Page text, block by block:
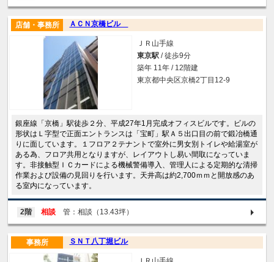
ＡＣＮ京橋ビル
店舗・事務所
ＪＲ山手線
東京駅 / 徒歩9分
築年 11年 / 12階建
東京都中央区京橋2丁目12-9
銀座線「京橋」駅徒歩２分、平成27年1月完成オフィスビルです。ビルの
形状はＬ字型で正面エントランスは「宝町」駅Ａ５出口目の前で鍛冶橋通
りに面しています。１フロア２テナントで室外に男女別トイレや給湯室が
ある為、フロア共用となりますが、レイアウトし易い間取になっていま
す。非接触型ＩＣカードによる機械警備導入、管理人による定期的な清掃
作業および設備の見回りを行います。天井高は約2,700ｍｍと開放感のあ
る室内になっています。
2階 相談 管：相談（13.43坪）
ＳＮＴ八丁堀ビル
事務所